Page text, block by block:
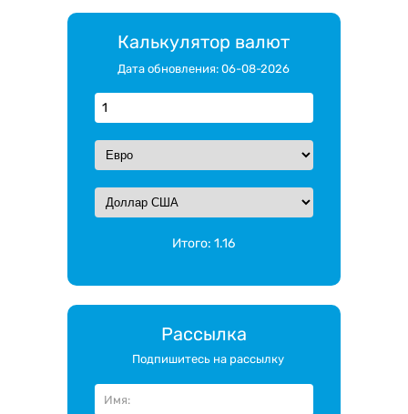
Калькулятор валют
Дата обновления: 06-08-2026
Итого:1.16
Рассылка
Подпишитесь на рассылку